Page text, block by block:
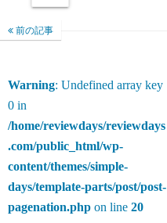
前の記事
Warning: Undefined array key
0 in
/home/reviewdays/reviewdays
.com/public_html/wp-
content/themes/simple-
days/template-parts/post/post-
pagenation.php on line 20